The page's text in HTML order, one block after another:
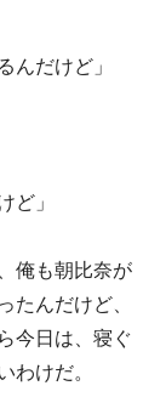
んだけど」
ど」
俺も朝比奈が
たんだけど、
今日は、寝ぐ
わけだ。